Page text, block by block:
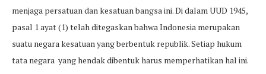
menjaga persatuan dan kesatuan bangsa ini. Di dalam UUD 1945,
pasal 1 ayat (1) telah ditegaskan bahwa Indonesia merupakan
suatu negara kesatuan yang berbentuk republik. Setiap hukum
tata negara yang hendak dibentuk harus memperhatikan hal ini.